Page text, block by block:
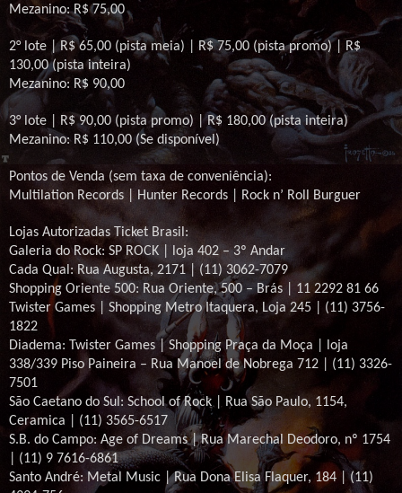
Mezanino: R$ 75,00
2° lote | R$ 65,00 (pista meia) | R$ 75,00 (pista promo) | R$
130,00 (pista inteira)
Mezanino: R$ 90,00
3° lote | R$ 90,00 (pista promo) | R$ 180,00 (pista inteira)
Mezanino: R$ 110,00 (Se disponível)
Pontos de Venda (sem taxa de conveniência):
Multilation Records | Hunter Records | Rock n’ Roll Burguer
Lojas Autorizadas Ticket Brasil:
Galeria do Rock: SP ROCK | loja 402 – 3º Andar
Cada Qual: Rua Augusta, 2171 | (11) 3062-7079
Shopping Oriente 500: Rua Oriente, 500 – Brás | 11 2292 81 66
Twister Games | Shopping Metro Itaquera, Loja 245 | (11) 3756-
1822
Diadema: Twister Games | Shopping Praça da Moça | loja
338/339 Piso Paineira – Rua Manoel de Nobrega 712 | (11) 3326-
7501
São Caetano do Sul: School of Rock | Rua São Paulo, 1154,
Ceramica | (11) 3565-6517
S.B. do Campo: Age of Dreams | Rua Marechal Deodoro, nº 1754
| (11) 9 7616-6861
Santo André: Metal Music | Rua Dona Elisa Flaquer, 184 | (11)